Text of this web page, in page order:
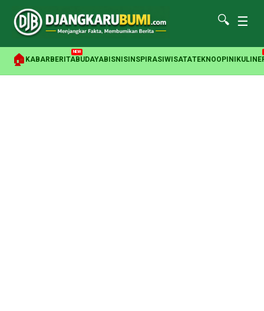
🔍 ☰
🏠 KABAR BERITA
NEW
BUDAYABISNIS INSPIRASI WISATATEKNOOPINI